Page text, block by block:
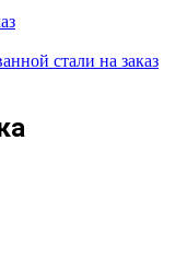
стали на заказ